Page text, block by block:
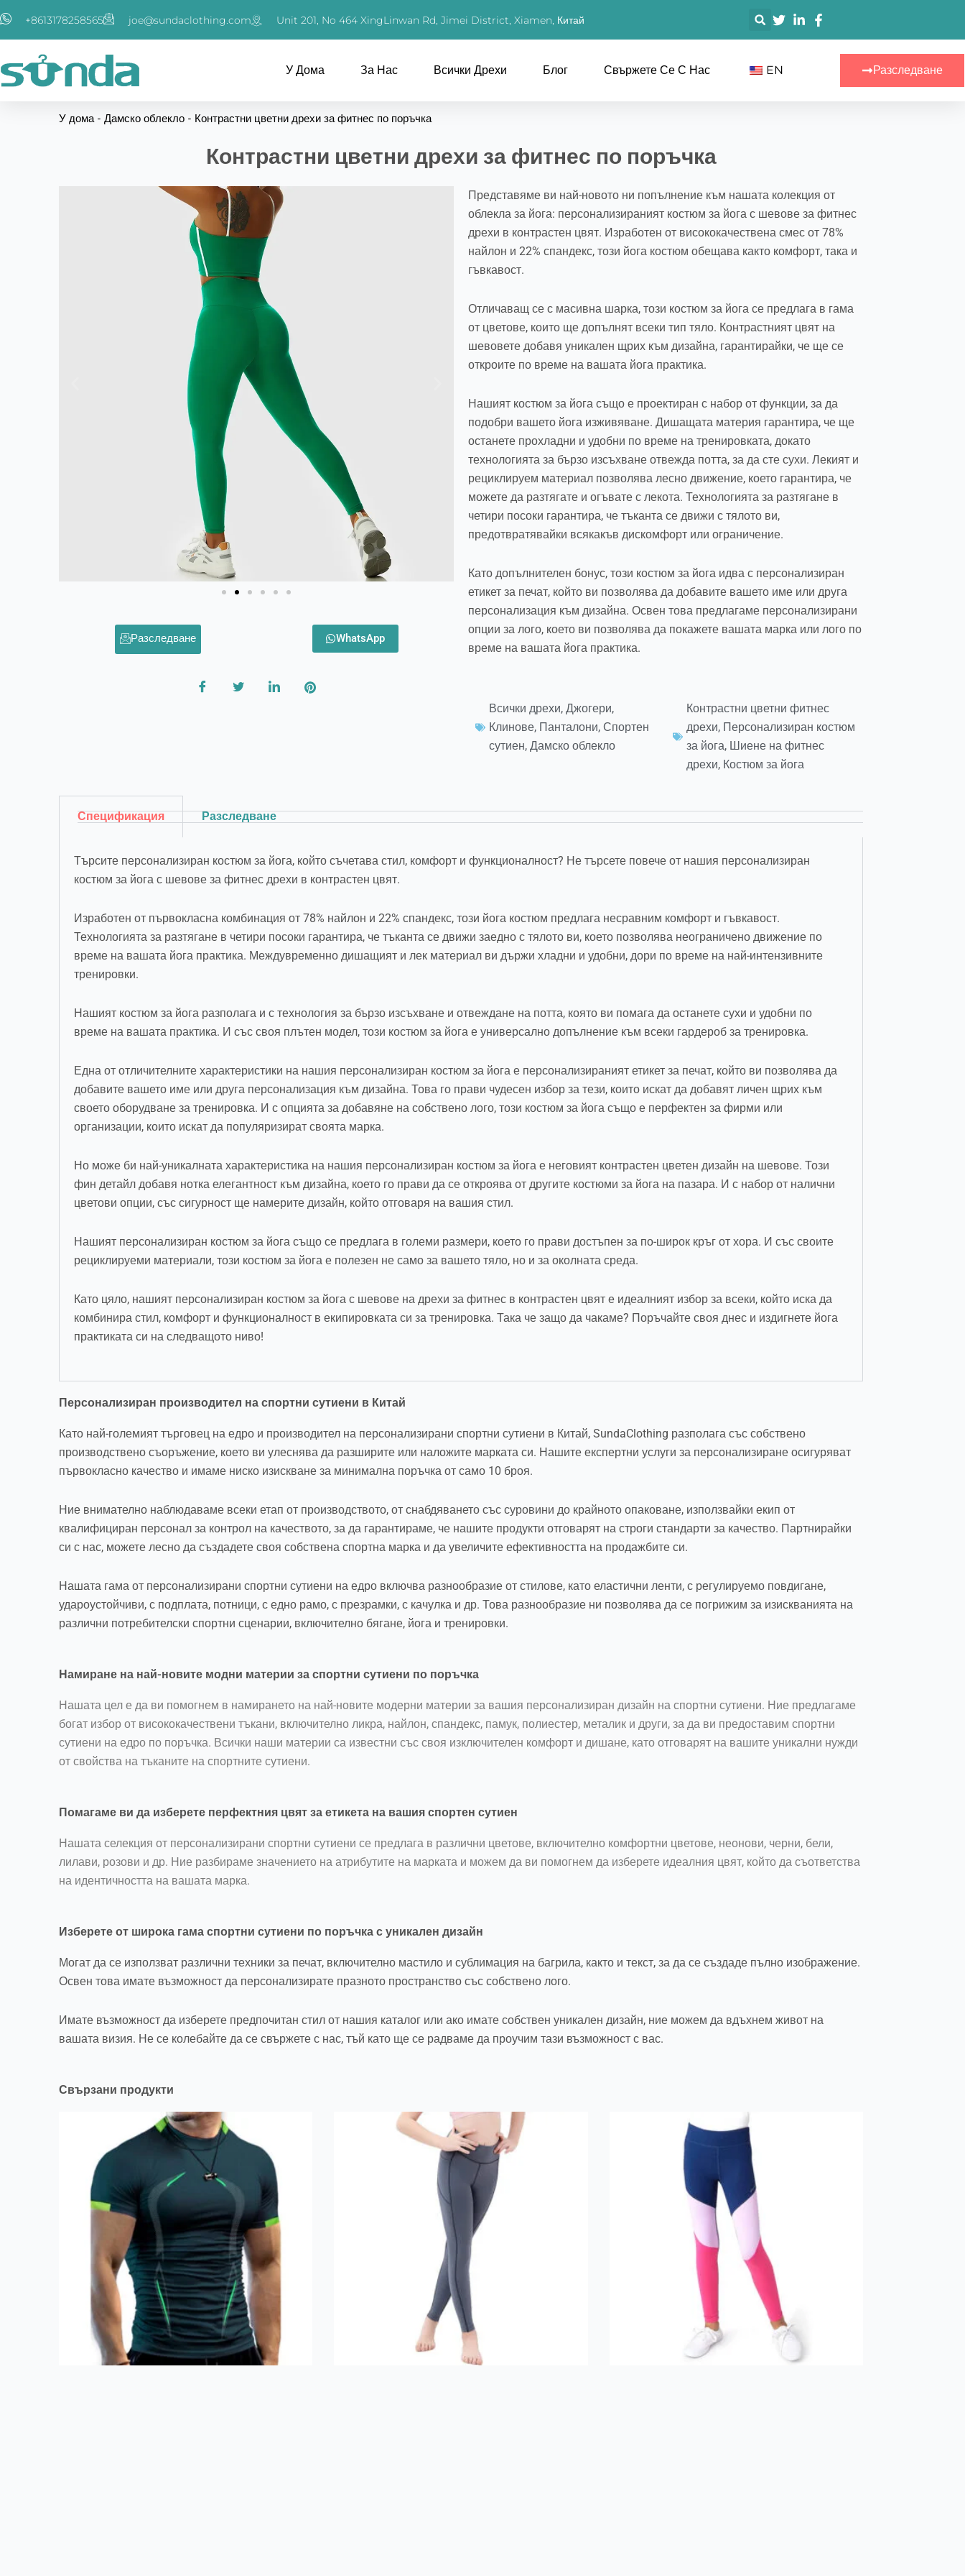
至
容
+8613178258565 joe@sundaclothing.com Unit 201, No 464 XingLinwan Rd, Jimei District, Xiamen, Китай 搜
索
У Дома За Нас Всички Дрехи Блог Свържете Се С Нас EN Разследване
У дома - Дамско облекло - Контрастни цветни дрехи за фитнес по поръчка
Контрастни цветни дрехи за фитнес по поръчка
Разследване WhatsApp
Представяме ви най-новото ни попълнение към нашата колекция от
облекла за йога: персонализираният костюм за йога с шевове за фитнес
дрехи в контрастен цвят. Изработен от висококачествена смес от 78%
найлон и 22% спандекс, този йога костюм обещава както комфорт, така и
гъвкавост.
Отличаващ се с масивна шарка, този костюм за йога се предлага в гама
от цветове, които ще допълнят всеки тип тяло. Контрастният цвят на
шевовете добавя уникален щрих към дизайна, гарантирайки, че ще се
откроите по време на вашата йога практика.
Нашият костюм за йога също е проектиран с набор от функции, за да
подобри вашето йога изживяване. Дишащата материя гарантира, че ще
останете прохладни и удобни по време на тренировката, докато
технологията за бързо изсъхване отвежда потта, за да сте сухи. Лекият и
рециклируем материал позволява лесно движение, което гарантира, че
можете да разтягате и огъвате с лекота. Технологията за разтягане в
четири посоки гарантира, че тъканта се движи с тялото ви,
предотвратявайки всякакъв дискомфорт или ограничение.
Като допълнителен бонус, този костюм за йога идва с персонализиран
етикет за печат, който ви позволява да добавите вашето име или друга
персонализация към дизайна. Освен това предлагаме персонализирани
опции за лого, което ви позволява да покажете вашата марка или лого по
време на вашата йога практика.
Всички дрехи, Джогери,
Клинове, Панталони, Спортен
сутиен, Дамско облекло
Контрастни цветни фитнес
дрехи, Персонализиран костюм
за йога, Шиене на фитнес
дрехи, Костюм за йога
Спецификация Разследване
Търсите персонализиран костюм за йога, който съчетава стил, комфорт и функционалност? Не търсете повече от нашия персонализиран
костюм за йога с шевове за фитнес дрехи в контрастен цвят.
Изработен от първокласна комбинация от 78% найлон и 22% спандекс, този йога костюм предлага несравним комфорт и гъвкавост.
Технологията за разтягане в четири посоки гарантира, че тъканта се движи заедно с тялото ви, което позволява неограничено движение по
време на вашата йога практика. Междувременно дишащият и лек материал ви държи хладни и удобни, дори по време на най-интензивните
тренировки.
Нашият костюм за йога разполага и с технология за бързо изсъхване и отвеждане на потта, която ви помага да останете сухи и удобни по
време на вашата практика. И със своя плътен модел, този костюм за йога е универсално допълнение към всеки гардероб за тренировка.
Една от отличителните характеристики на нашия персонализиран костюм за йога е персонализираният етикет за печат, който ви позволява да
добавите вашето име или друга персонализация към дизайна. Това го прави чудесен избор за тези, които искат да добавят личен щрих към
своето оборудване за тренировка. И с опцията за добавяне на собствено лого, този костюм за йога също е перфектен за фирми или
организации, които искат да популяризират своята марка.
Но може би най-уникалната характеристика на нашия персонализиран костюм за йога е неговият контрастен цветен дизайн на шевове. Този
фин детайл добавя нотка елегантност към дизайна, което го прави да се откроява от другите костюми за йога на пазара. И с набор от налични
цветови опции, със сигурност ще намерите дизайн, който отговаря на вашия стил.
Нашият персонализиран костюм за йога също се предлага в големи размери, което го прави достъпен за по-широк кръг от хора. И със своите
рециклируеми материали, този костюм за йога е полезен не само за вашето тяло, но и за околната среда.
Като цяло, нашият персонализиран костюм за йога с шевове на дрехи за фитнес в контрастен цвят е идеалният избор за всеки, който иска да
комбинира стил, комфорт и функционалност в екипировката си за тренировка. Така че защо да чакаме? Поръчайте своя днес и издигнете йога
практиката си на следващото ниво!
Персонализиран производител на спортни сутиени в Китай
Като най-големият търговец на едро и производител на персонализирани спортни сутиени в Китай, SundaClothing разполага със собствено
производствено съоръжение, което ви улеснява да разширите или наложите марката си. Нашите експертни услуги за персонализиране осигуряват
първокласно качество и имаме ниско изискване за минимална поръчка от само 10 броя.
Ние внимателно наблюдаваме всеки етап от производството, от снабдяването със суровини до крайното опаковане, използвайки екип от
квалифициран персонал за контрол на качеството, за да гарантираме, че нашите продукти отговарят на строги стандарти за качество. Партнирайки
си с нас, можете лесно да създадете своя собствена спортна марка и да увеличите ефективността на продажбите си.
Нашата гама от персонализирани спортни сутиени на едро включва разнообразие от стилове, като еластични ленти, с регулируемо повдигане,
удароустойчиви, с подплата, потници, с едно рамо, с презрамки, с качулка и др. Това разнообразие ни позволява да се погрижим за изискванията на
различни потребителски спортни сценарии, включително бягане, йога и тренировки.
Намиране на най-новите модни материи за спортни сутиени по поръчка
Нашата цел е да ви помогнем в намирането на най-новите модерни материи за вашия персонализиран дизайн на спортни сутиени. Ние предлагаме
богат избор от висококачествени тъкани, включително ликра, найлон, спандекс, памук, полиестер, металик и други, за да ви предоставим спортни
сутиени на едро по поръчка. Всички наши материи са известни със своя изключителен комфорт и дишане, като отговарят на вашите уникални нужди
от свойства на тъканите на спортните сутиени.
Помагаме ви да изберете перфектния цвят за етикета на вашия спортен сутиен
Нашата селекция от персонализирани спортни сутиени се предлага в различни цветове, включително комфортни цветове, неонови, черни, бели,
лилави, розови и др. Ние разбираме значението на атрибутите на марката и можем да ви помогнем да изберете идеалния цвят, който да съответства
на идентичността на вашата марка.
Изберете от широка гама спортни сутиени по поръчка с уникален дизайн
Могат да се използват различни техники за печат, включително мастило и сублимация на багрила, както и текст, за да се създаде пълно изображение.
Освен това имате възможност да персонализирате празното пространство със собствено лого.
Имате възможност да изберете предпочитан стил от нашия каталог или ако имате собствен уникален дизайн, ние можем да вдъхнем живот на
вашата визия. Не се колебайте да се свържете с нас, тъй като ще се радваме да проучим тази възможност с вас.
Свързани продукти